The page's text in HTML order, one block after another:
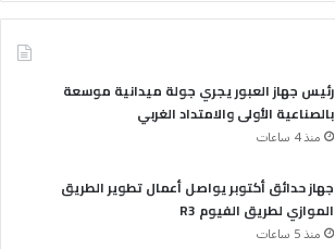
رئيس جهاز العبور يجري جولة ميدانية موسعة
بالصناعية الأولى والامتداد الغربي
منذ 4 ساعات
جهاز حدائق أكتوبر يواصل أعمال تطوير الطريق
الموازي لطريق الفيوم R3
منذ 5 ساعات